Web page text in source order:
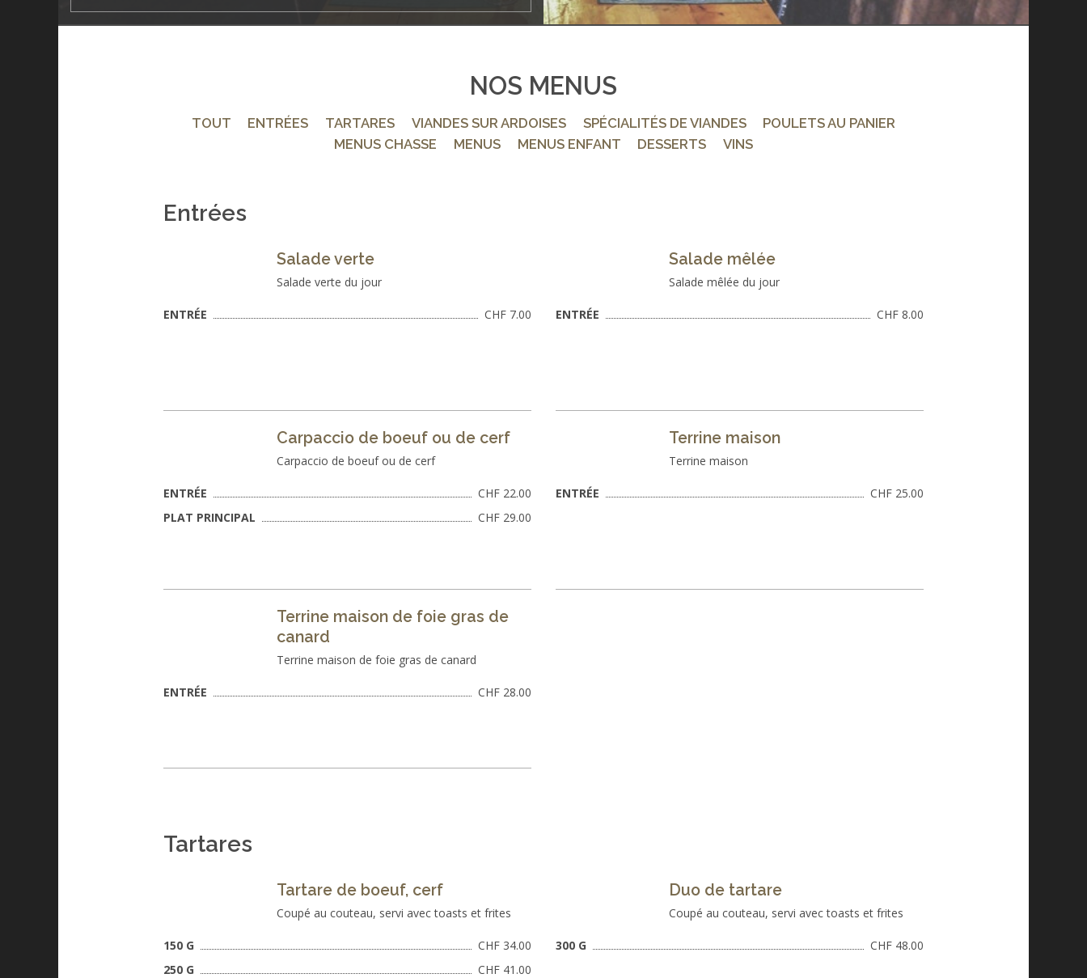
NOS MENUS
TOUT ENTRÉES TARTARES VIANDES SUR ARDOISES SPÉCIALITÉS DE VIANDES
POULETS AU PANIER
MENUS CHASSE
MENUS MENUS ENFANT DESSERTS VINS
Entrées
Salade verte
Salade verte du jour
ENTRÉE CHF 7.00
Salade mêlée
Salade mêlée du jour
ENTRÉE CHF 8.00
Carpaccio de boeuf ou de cerf
Carpaccio de boeuf ou de cerf
ENTRÉE
CHF 22.00
PLAT PRINCIPAL
CHF 29.00
Terrine maison
Terrine maison
ENTRÉE CHF 25.00
Terrine maison de foie gras de
canard
Terrine maison de foie gras de canard
ENTRÉE CHF 28.00
Tartares
Tartare de boeuf, cerf
Coupé au couteau, servi avec toasts et frites
150 G
CHF 34.00
250 G
CHF 41.00
Duo de tartare
Coupé au couteau, servi avec toasts et frites
300 G CHF 48.00